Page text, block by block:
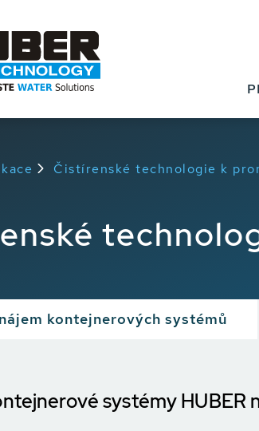
Čistírenské technologie k
kontejnerových systémů
systémy HUBER